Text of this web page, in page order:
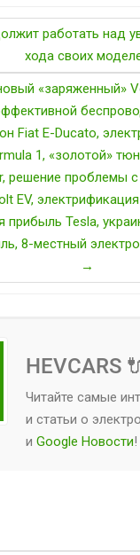
работать над
хода своих
«заряженный»
Fiat E-Ducato,
1, «золотой»
решение проблемы
EV,
прибыль Tesla,
8-местный
→
HEVCARS
Читайте самые
и статьи о
и Google Новости!